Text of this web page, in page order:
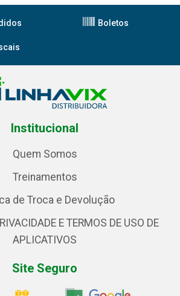
Boletos
Institucional
Quem Somos
Treinamentos
de Troca e Devolução
E TERMOS DE USO DE
APLICATIVOS
Site Seguro